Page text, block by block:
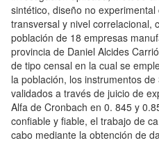
sintético, diseño no experimental
transversal y nivel correlacional,
población de 18 empresas
provincia de Daniel Alcides
de tipo censal en la cual se
la población, los instrumentos
validados a través de juicio de
Alfa de Cronbach en 0. 845 y
confiable y fiable, el trabajo de
cabo mediante la obtención de